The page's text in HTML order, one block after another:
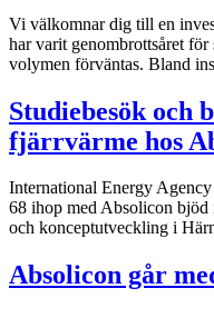
Vi välkomnar dig till en
har varit genombrottsåret
volymen förväntas. Bland
Studiebesök och
fjärrvärme hos
International Energy
68 ihop med Absolicon
och konceptutveckling i
Absolicon går